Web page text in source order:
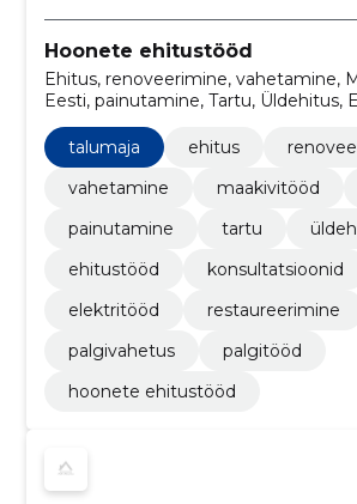
Hoonete ehitustööd
Ehitus, renoveerimine, vahetamine,
Eesti, painutamine, Tartu, Üldehitus,
konsultatsioonid
talumaja
ehitus
vahetamine
maakivitööd
painutamine
tartu
ehitustööd
konsultatsioonid
elektritööd
restaureerimine
palgivahetus
palgitööd
hoonete ehitustööd